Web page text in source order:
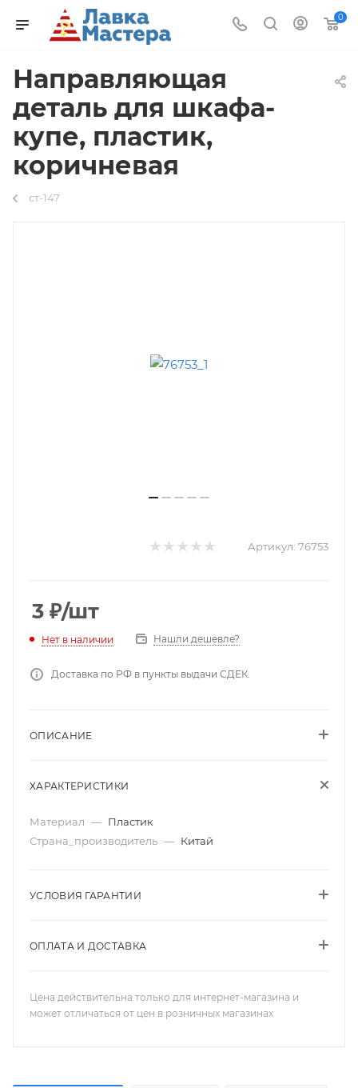
0
Направляющая
деталь для шкафа-
купе, пластик,
коричневая
ст-147
Артикул: 76753
3 ₽/шт
Нет в наличии Нашли дешевле?
Доставка по РФ в пункты выдачи СДЕК.
ОПИСАНИЕ
ХАРАКТЕРИСТИКИ
Материал — Пластик
Страна_производитель — Китай
УСЛОВИЯ ГАРАНТИИ
ОПЛАТА И ДОСТАВКА
Цена действительна только для интернет-магазина и
может отличаться от цен в розничных магазинах